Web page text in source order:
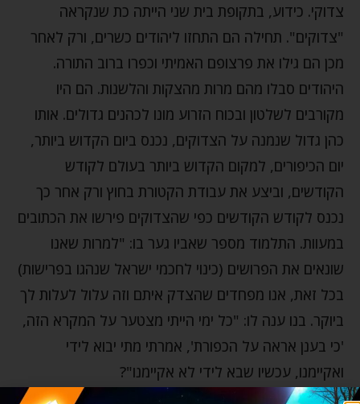
צדוקי. כידוע, בתקופת בית שני הייתה כת שנקראה
"צדוקים". תחילה הם התחזו ליהודים כשרים, ורק לאחר
מכן הם גילו את פרצופם האמיתי וכפרו ברוב התורה.
היהודים סבלו מהם מרות מהצקות והלשנות. הם היו
מקורבים לשלטון ובכוח הזרוע מונו לכהנים גדולים. אותו
כהן גדול שנמנה על הצדוקים, נכנס ביום הקדוש ביותר,
יום הכיפורים, למקום הקדוש ביותר בעולם לקודש
הקודשים, וביצע את עבודת הקטורת בחוץ ורק אחר כך
נכנס לקודש הקודשים כפי שהצדוקים פירשו את הכתובים
במעוות. התלמוד מספר שאביו גער בו: "למרות שאנו
שונאים את הפרושים (כינוי לחכמי ישראל שנהגו בפרישות)
בכל זאת, אנו מפחדים שהצדק איתם וזה עלול לעלות לך
ביוקר. בנו ענה לו: "כל ימי הייתי מצטער על המקרא הזה,
'כי בענן אראה על הכפורת', אמרתי מתי יבוא לידי
ואקיימנו, עכשיו שבא לידי לא אקיימנו"?